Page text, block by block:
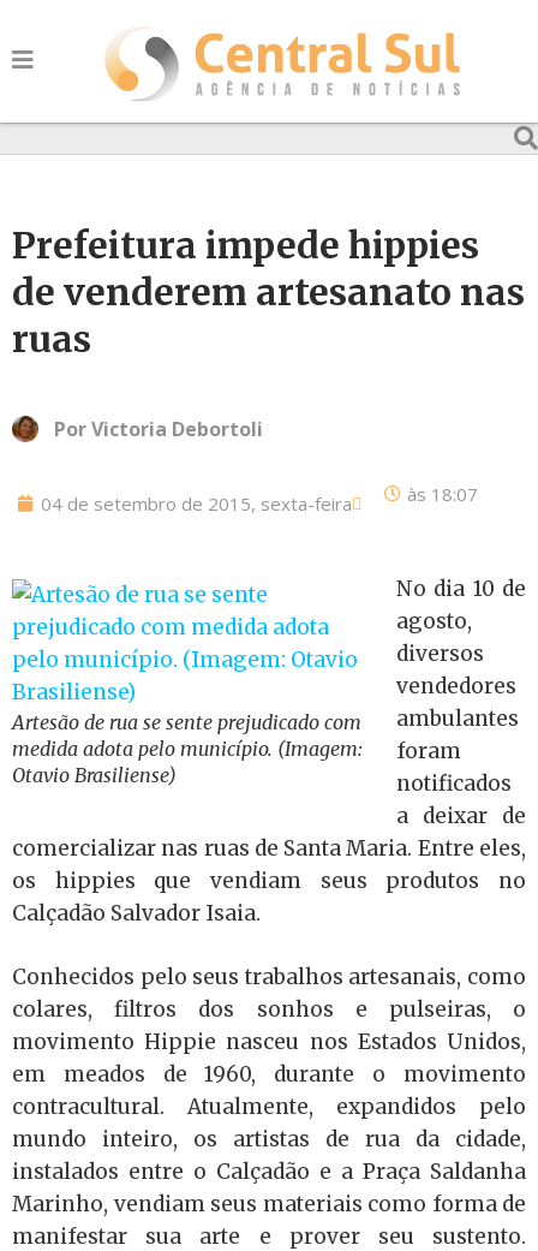
Prefeitura impede hippies
de venderem artesanato nas
ruas
PorVictoria Debortoli
04 de setembro de 2015, sexta-feira às 18:07
Artesão de rua se sente prejudicado com
medida adota pelo município. (Imagem:
Otavio Brasiliense)
No dia 10 de
agosto,
diversos
vendedores
ambulantes
foram
notificados
a deixar de
comercializar nas ruas de Santa Maria. Entre eles,
os hippies que vendiam seus produtos no
Calçadão Salvador Isaia.
Conhecidos pelo seus trabalhos artesanais, como
colares, filtros dos sonhos e pulseiras, o
movimento Hippie nasceu nos Estados Unidos,
em meados de 1960, durante o movimento
contracultural. Atualmente, expandidos pelo
mundo inteiro, os artistas de rua da cidade,
instalados entre o Calçadão e a Praça Saldanha
Marinho, vendiam seus materiais como forma de
manifestar sua arte e prover seu sustento.